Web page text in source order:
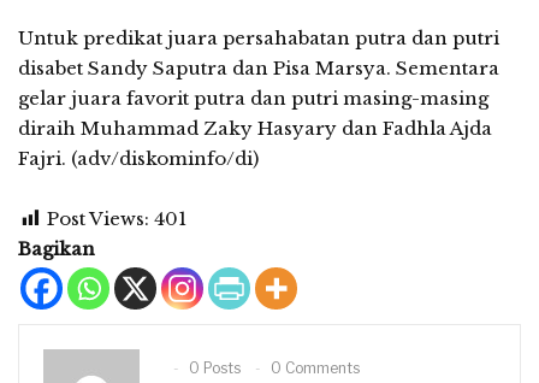
Untuk predikat juara persahabatan putra dan putri
disabet Sandy Saputra dan Pisa Marsya. Sementara
gelar juara favorit putra dan putri masing-masing
diraih Muhammad Zaky Hasyary dan Fadhla Ajda
Fajri. (adv/diskominfo/di)
Post Views: 401
Bagikan
0 Posts 0 Comments